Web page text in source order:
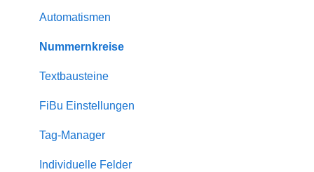
Dienstleister
Eigentümer
Bewertungen
Rabatte
Zuschläge
Serienversand
Automatismen
Nummernkreise
Textbausteine
FiBu Einstellungen
Tag-Manager
Individuelle Felder